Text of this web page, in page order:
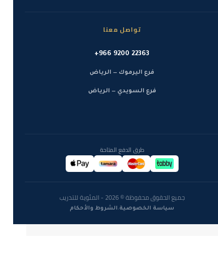
تواصل معنا
+966 9200 22363
فرع اليرموك — الرياض
فرع السويدي — الرياض
طرق الدفع المتاحة
جميع الحقوق محفوظة © 2026 - المئوية للتدريب
سياسة الخصوصية·الشروط والأحكام